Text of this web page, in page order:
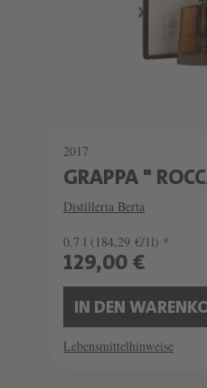
2017
GRAPPA "
Distilleria Berta
0.7 l (184,29 €/1l) *
129,00 €
IN DEN
Lebensmittelhinweise